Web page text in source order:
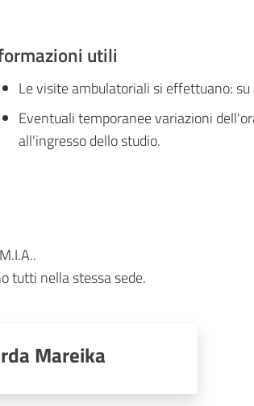
utili
Le visite ambulatoriali si effettuano:
Eventuali temporanee variazioni
all'ingresso dello studio.
tutti nella stessa sede.
Mareika